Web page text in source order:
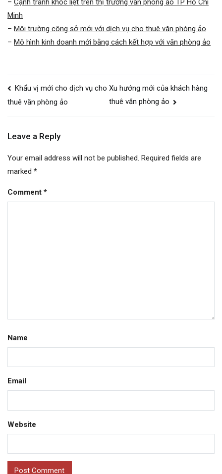
– Cạnh tranh khốc liệt trên thị trường văn phòng ảo TP Hồ Chí
Minh
– Môi trường công sở mới với dịch vụ cho thuê văn phòng ảo
– Mô hình kinh doanh mới bằng cách kết hợp với văn phòng ảo
Post
navigation
Khẩu vị mới cho dịch vụ cho
thuê văn phòng ảo
Xu hướng mới của khách hàng
thuê văn phòng ảo
Leave a Reply
Your email address will not be published. Required fields are
marked *
Comment *
Name
Email
Website